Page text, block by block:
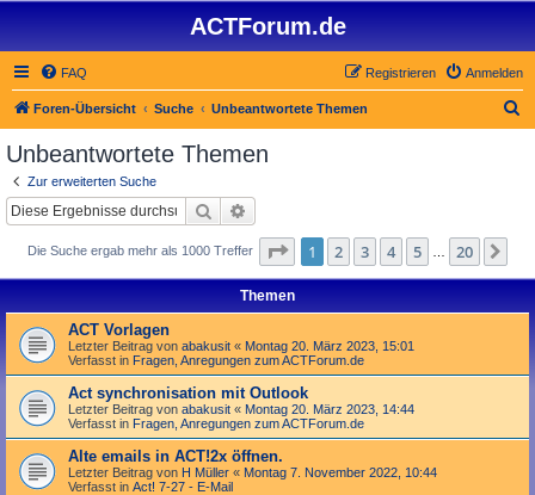
ACTForum.de
FAQ Anmelden
Registrieren
Foren-Übersicht Suche Unbeantwortete Themen
Unbeantwortete Themen
Zur erweiterten Suche
Suche
Die Suche ergab mehr als 1000 Treffer Seite 1von 20
1 2 3 4 5 20
Themen
ACT Vorlagen
Letzter Beitrag von abakusit « Montag 20. März 2023, 15:01
Verfasst in Fragen, Anregungen zum ACTForum.de
Act synchronisation mit Outlook
Letzter Beitrag von abakusit « Montag 20. März 2023, 14:44
Verfasst in Fragen, Anregungen zum ACTForum.de
Alte emails in ACT!2x öffnen.
Letzter Beitrag von H Müller « Montag 7. November 2022, 10:44
Verfasst in Act! 7-27 - E-Mail